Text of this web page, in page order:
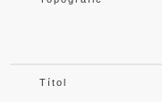
Títol